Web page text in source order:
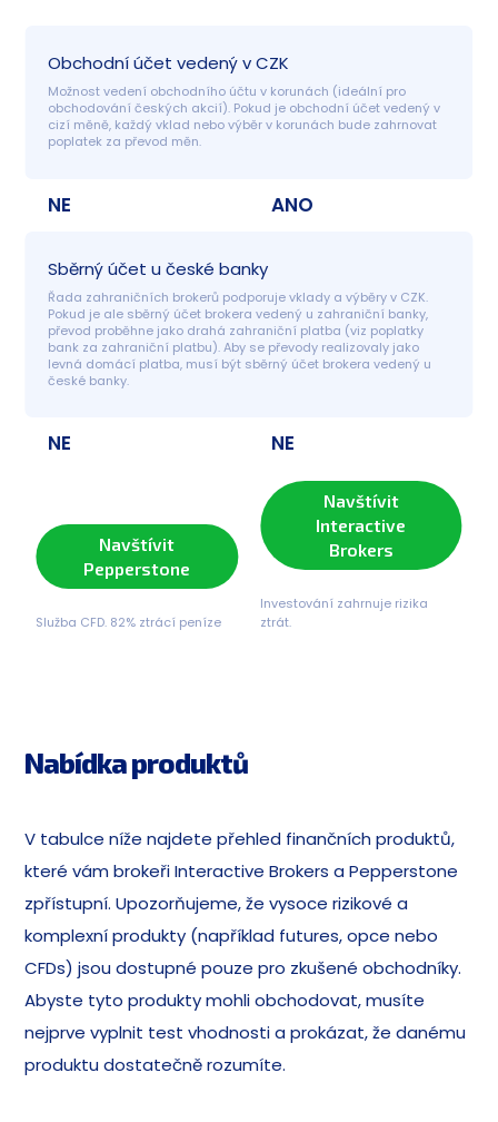
Obchodní účet vedený v CZK
Možnost vedení obchodního účtu v korunách (ideální pro
obchodování českých akcií). Pokud je obchodní účet vedený v
cizí měně, každý vklad nebo výběr v korunách bude zahrnovat
poplatek za převod měn.
NE ANO
Sběrný účet u české banky
Řada zahraničních brokerů podporuje vklady a výběry v CZK.
Pokud je ale sběrný účet brokera vedený u zahraniční banky,
převod proběhne jako drahá zahraniční platba (viz poplatky
bank za zahraniční platbu). Aby se převody realizovaly jako
levná domácí platba, musí být sběrný účet brokera vedený u
české banky.
NE NE
Navštívit
Pepperstone
Služba CFD. 82% ztrácí peníze
Navštívit
Interactive
Brokers
Investování zahrnuje rizika
ztrát.
Nabídka produktů
V tabulce níže najdete přehled finančních produktů,
které vám brokeři Interactive Brokers a Pepperstone
zpřístupní. Upozorňujeme, že vysoce rizikové a
komplexní produkty (například futures, opce nebo
CFDs) jsou dostupné pouze pro zkušené obchodníky.
Abyste tyto produkty mohli obchodovat, musíte
nejprve vyplnit test vhodnosti a prokázat, že danému
produktu dostatečně rozumíte.